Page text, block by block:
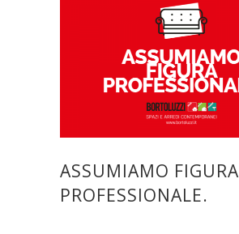
ASSUMIAMO FIGURA
PROFESSIONALE.